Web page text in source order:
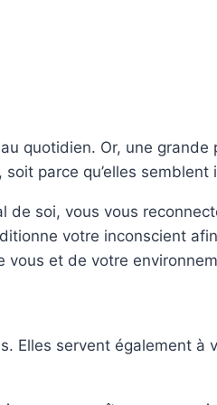
quotidien. Or, une grande
parce qu’elles semblent
de soi, vous vous
votre inconscient
vous et de votre
Elles servent également à